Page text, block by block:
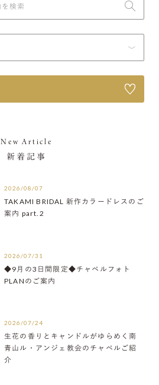
New Article
新着記事
2026/08/07
TAKAMI BRIDAL 新作カラードレスのご
案内 part.2
2026/07/31
◆9月の3日間限定◆チャペルフォト
PLANのご案内
2026/07/24
生花の香りとキャンドルがゆらめく南
青山ル・アンジェ教会のチャペルご紹
介